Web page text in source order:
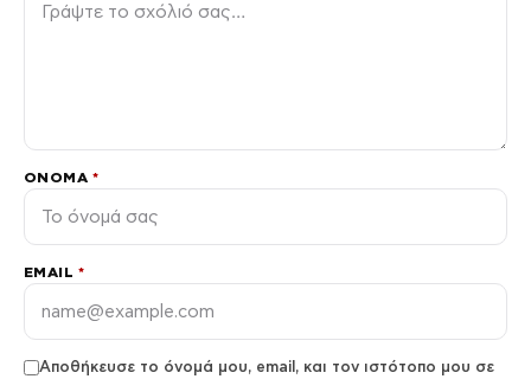
ΌΝΟΜΑ *
EMAIL *
Αποθήκευσε το όνομά μου, email, και τον ιστότοπο μου σε